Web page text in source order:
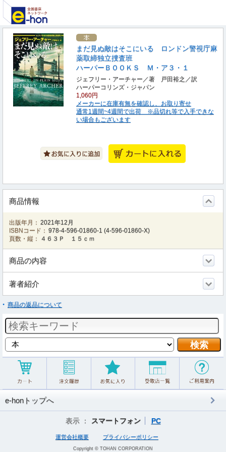
まだ見ぬ敵はそこにいる ロンドン警視庁麻
薬取締独立捜査班
ハーパーＢＯＯＫＳ Ｍ・ア３・１
ジェフリー・アーチャー／著 戸田裕之／訳
ハーパーコリンズ・ジャパン
1,060円
メーカーに在庫有無を確認し、お取り寄せ
通常1週間~4週間で出荷 ※品切れ等で入手できな
い場合もございます
商品情報
出版年月： 2021年12月
ISBNコード： 978-4-596-01860-1 (4-596-01860-X)
頁数・縦：
４６３Ｐ １５ｃｍ
商品の内容
著者紹介
商品の返品について
e-honトップへ
表示 ： スマートフォン PC
運営会社概要 プライバシーポリシー
Copyright © TOHAN CORPORATION